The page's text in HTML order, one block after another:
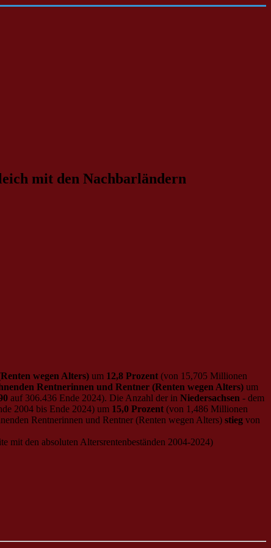
mit den Nachbarländern
wegen Alters) um 12,8 Prozent (von 15,705 Millionen
Rentnerinnen und Rentner (Renten wegen Alters) um
auf 306.436 Ende 2024). Die Anzahl der in Niedersachsen - dem
2004 bis Ende 2024) um 15,0 Prozent (von 1,486 Millionen
Rentnerinnen und Rentner (Renten wegen Alters) stieg von
mit den absoluten Altersrentenbeständen 2004-2024)